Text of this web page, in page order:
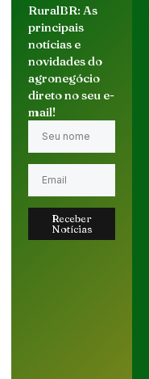
RuralBR: As
principais
notícias e
novidades do
agronegócio
direto no seu e-
mail!
Receber
Notícias